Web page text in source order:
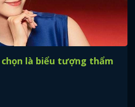
là biểu tượng thẩm